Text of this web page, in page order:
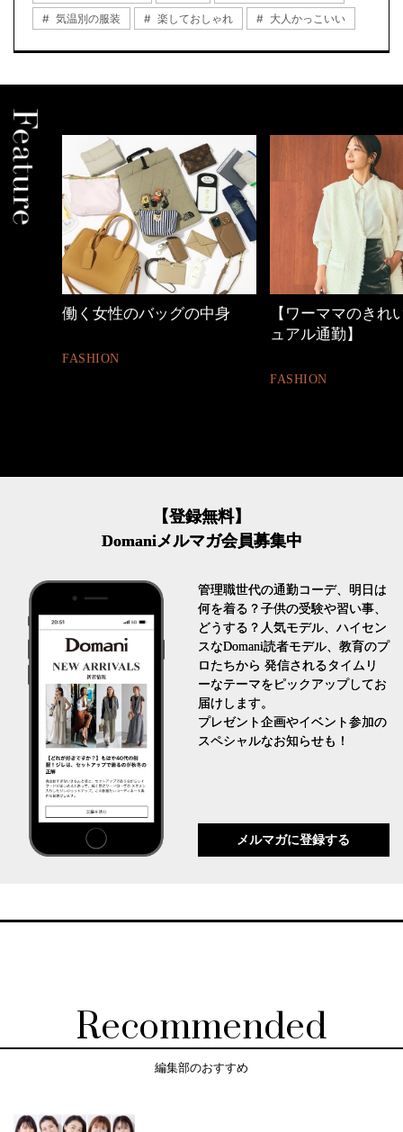
気温別の服装
楽しておしゃれ 大人かっこいい
【ワーママのきれいめカジ
優木まおみさん「
割。」
LIFESTYLE
【登録無料】
Domaniメルマガ会員募集中
管理職世代の通勤コーデ、明日は
何を着る？子供の受験や習い事、
どうする？人気モデル、ハイセン
スなDomani読者モデル、教育のプ
ロたちから 発信されるタイムリ
ーなテーマをピックアップしてお
届けします。
プレゼント企画やイベント参加の
スペシャルなお知らせも！
メルマガに登録する
Recommended
編集部のおすすめ